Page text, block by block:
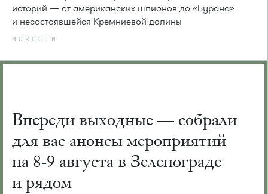
историй — от американских шпионов до «Бурана»
и несостоявшейся Кремниевой долины
НОВОСТИ
Впереди выходные — собрали
для вас анонсы мероприятий
на 8-9 августа в Зеленограде
и рядом